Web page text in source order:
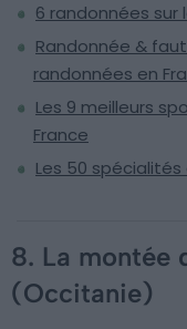
6 randonnées sur
Randonnée &
randonnées en
Les 9 meilleurs
France
Les 50
8. La montée
(Occitanie)